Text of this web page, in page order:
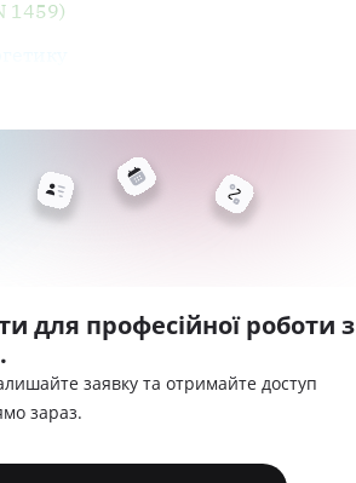
1459)
для професійної роботи з
заявку та отримайте доступ
зараз.